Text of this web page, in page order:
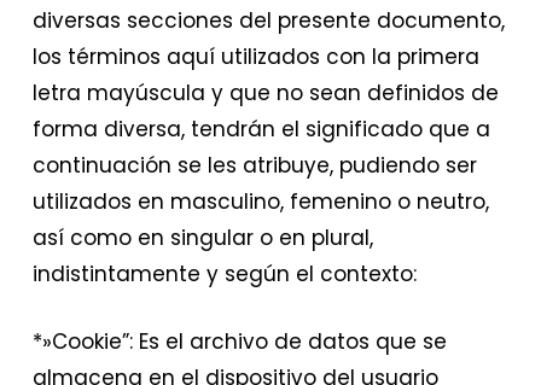
diversas secciones del presente documento,
los términos aquí utilizados con la primera
letra mayúscula y que no sean definidos de
forma diversa, tendrán el significado que a
continuación se les atribuye, pudiendo ser
utilizados en masculino, femenino o neutro,
así como en singular o en plural,
indistintamente y según el contexto:
*»Cookie”: Es el archivo de datos que se
almacena en el dispositivo del usuario